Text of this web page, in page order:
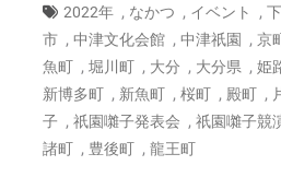
2022年 , なかつ , イベント ,
市 , 中津文化会館 , 中津祇園 , 京
魚町 , 堀川町 , 大分 , 大分県 , 姫
新博多町 , 新魚町 , 桜町 , 殿町 ,
子 , 祇園囃子発表会 , 祇園囃子競
諸町 , 豊後町 , 龍王町